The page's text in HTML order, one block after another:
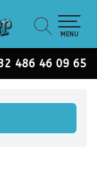
486 46 09 65
MENU